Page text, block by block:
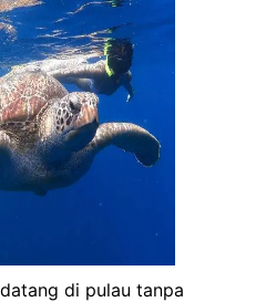
di pulau tanpa